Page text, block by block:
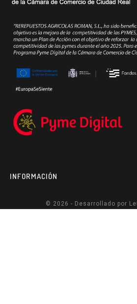
INFORMACIÓN
© 2026 - Desarrollado por